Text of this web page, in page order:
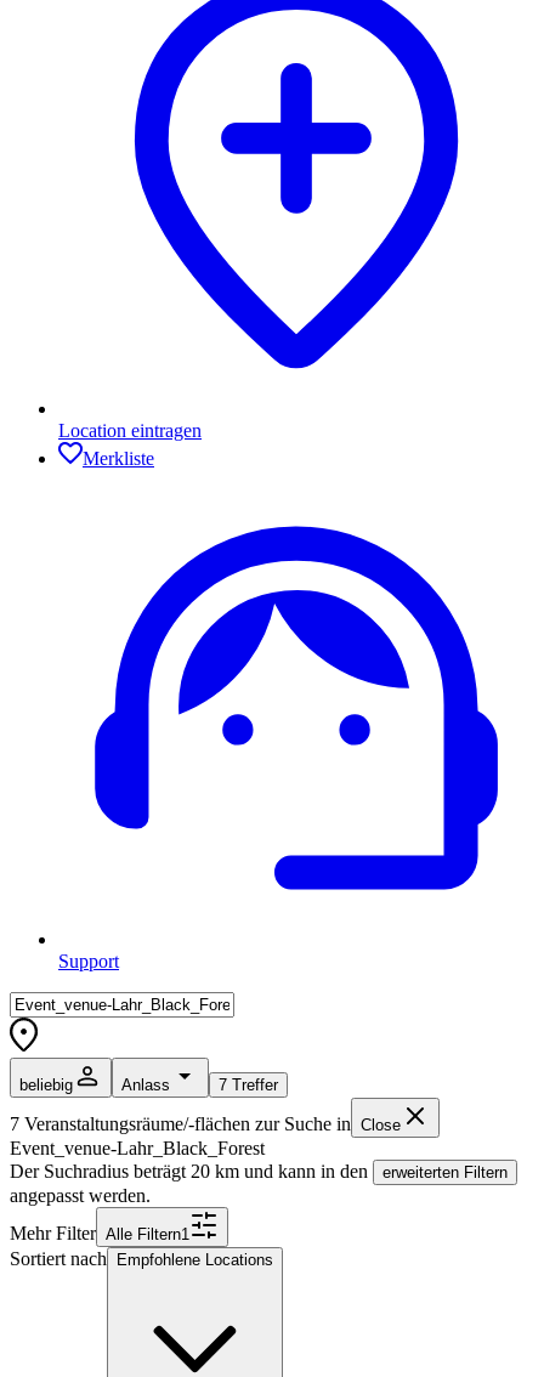
Location eintragen
Merkliste
Support
beliebig Anlass 7 Treffer
7 Veranstaltungsräume/-flächen zur Suche in Close
Event_venue-Lahr_Black_Forest
Der Suchradius beträgt 20 km und kann in den erweiterten Filtern
angepasst werden.
Mehr Filter Alle Filtern1
Sortiert nach Empfohlene Locations